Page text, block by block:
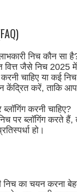
निच कौन सा
वित्त जैसे निच 2025
चाहिए या कई
केंद्रित करें, ताकि
करनी चाहिए?
पर ब्लॉगिंग करते हैं,
हो।
का चयन करना